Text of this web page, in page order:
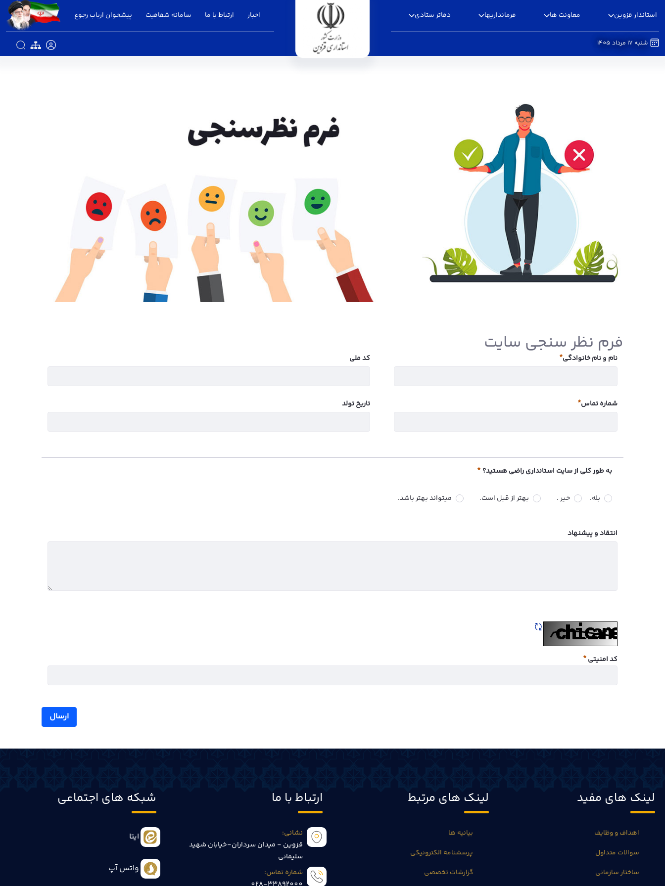
استاندار قزوین معاونت ها فرمانداریها دفاتر ستادی اخبار ارتباط با ما سامانه شفافیت پیشخوان ارباب رجوع
شنبه 17 مرداد 1405
فرم نظر سنجی سایت
نام و نام خانوادگی کد ملی
شماره تماس تاریخ تولد
به طور کلی از سایت استانداری راضی هستید؟
بله. خیر . بهتر از قبل است. میتواند بهتر باشد.
انتقاد و پیشنهاد
کد امنیتی
ارسال
لینک های مفید
اهداف و وظایف
سوالات متداول
ساختار سازمانی
لینک های مرتبط
بیانیه ها
پرسشنامه الکترونیکی
گزارشات تخصصی
ارتباط با ما
نشانی:
قزوین - میدان سرداران-خیابان شهید
سلیمانی
شماره تماس:
شبکه های اجتماعی
ایتا
واتس آپ